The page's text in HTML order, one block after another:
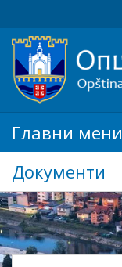
Главни мени
Документи